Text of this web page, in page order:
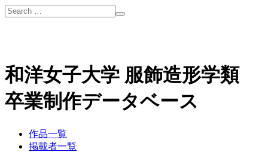
和洋女子大学 服飾造形学類
卒業制作データベース
作品一覧
掲載者一覧